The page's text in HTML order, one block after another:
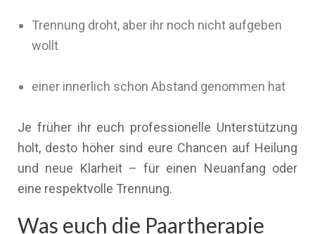
Trennung droht, aber ihr noch nicht aufgeben
wollt
einer innerlich schon Abstand genommen hat
Je früher ihr euch professionelle Unterstützung
holt, desto höher sind eure Chancen auf Heilung
und neue Klarheit – für einen Neuanfang oder
eine respektvolle Trennung.
Was euch die Paartherapie